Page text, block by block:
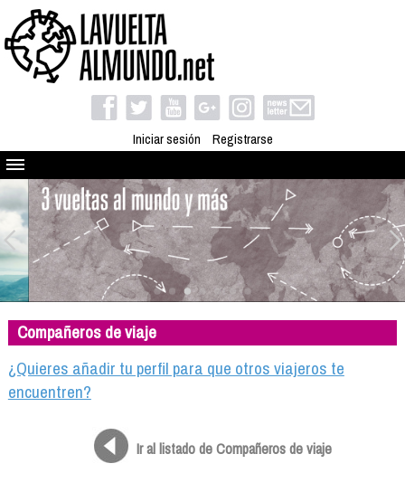
Iniciar sesión Registrarse
Quienes somos
El proyecto
Blog
Viaja con nosotros
Camino solidario
Libros
Compañeros de viaje
Compañeros de viaje
¿Quieres añadir tu perfil para que otros viajeros te
encuentren?
Ir al listado de Compañeros de viaje